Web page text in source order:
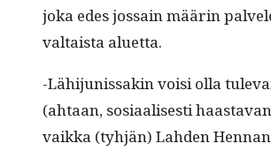
joka edes jos­sain määrin
val­taista aluetta.
-Lähi­ju­nis­sakin voisi olla
(ahtaan, sosi­aalis­es­ti
vaik­ka (tyhjän) Lah­den